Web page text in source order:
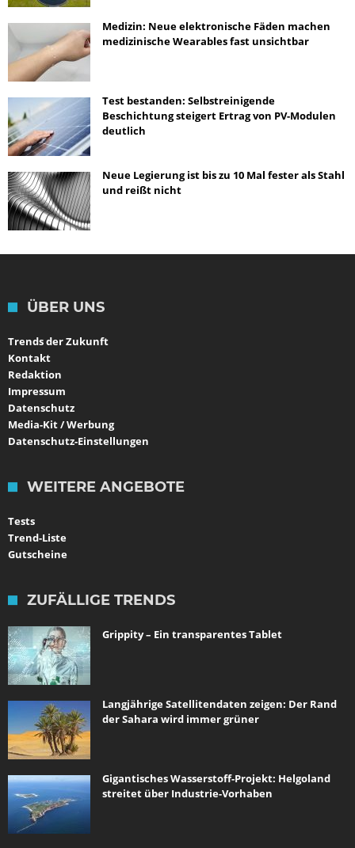
Medizin: Neue elektronische Fäden machen
medizinische Wearables fast unsichtbar
Test bestanden: Selbstreinigende
Beschichtung steigert Ertrag von PV-Modulen
deutlich
Neue Legierung ist bis zu 10 Mal fester als Stahl
und reißt nicht
ÜBER UNS
Trends der Zukunft
Kontakt
Redaktion
Impressum
Datenschutz
Media-Kit / Werbung
Datenschutz-Einstellungen
WEITERE ANGEBOTE
Tests
Trend-Liste
Gutscheine
ZUFÄLLIGE TRENDS
Grippity – Ein transparentes Tablet
Langjährige Satellitendaten zeigen: Der Rand
der Sahara wird immer grüner
Gigantisches Wasserstoff-Projekt: Helgoland
streitet über Industrie-Vorhaben